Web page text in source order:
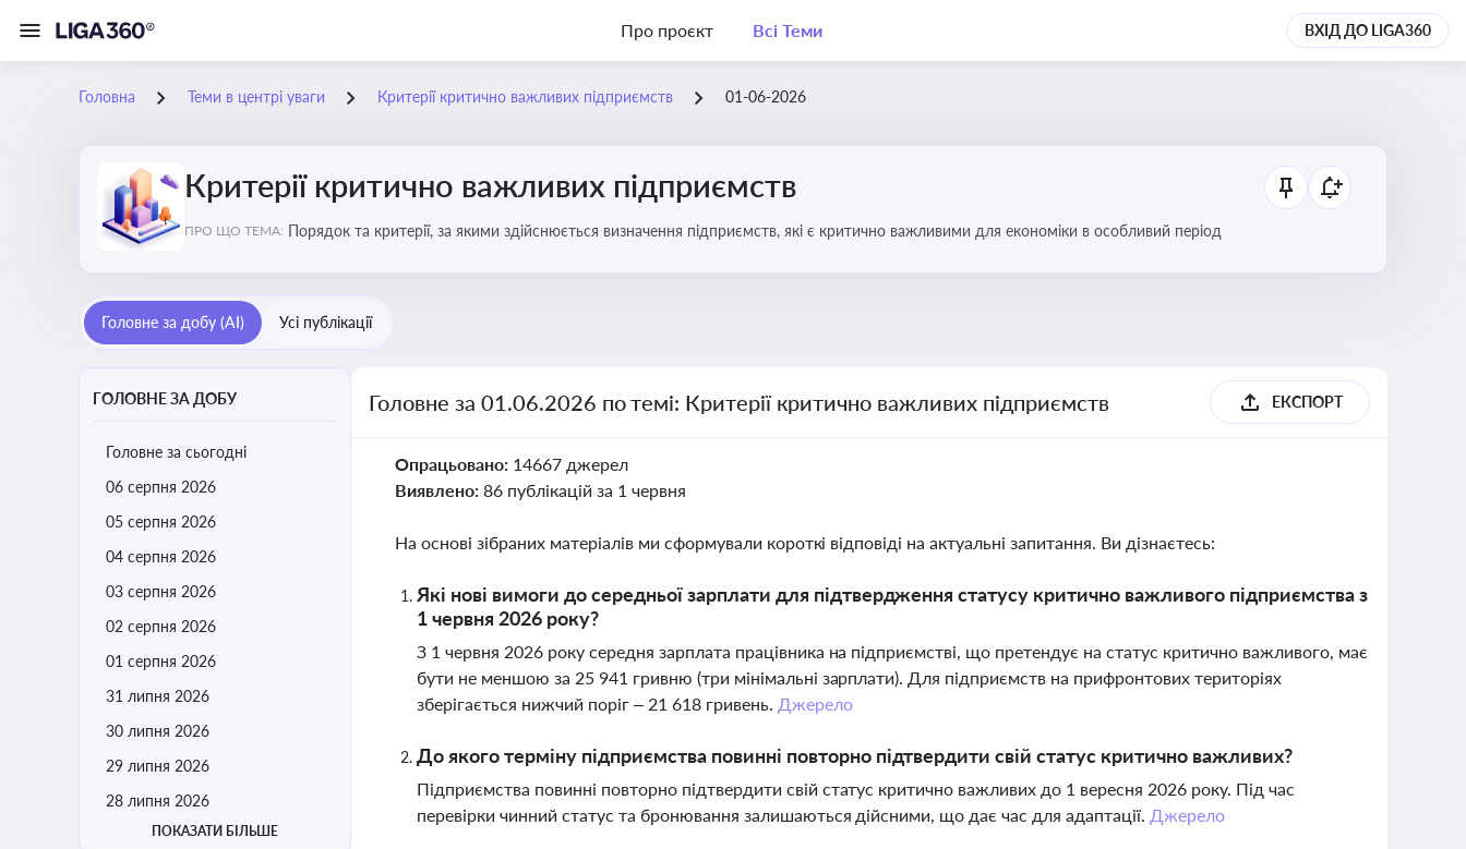
Про проєкт Всі Теми ВХІД ДО LIGA360
Головна Теми в центрі уваги Критерії критично важливих підприємств 01-06-2026
Критерії критично важливих підприємств
ПРО ЩО ТЕМА: Порядок та критерії, за якими здійснюється визначення підприємств, які є критично важливими для економіки в особливий період
Головне за добу (AI) Усі публікації
ГОЛОВНЕ ЗА ДОБУ
Головне за сьогодні
06 серпня 2026
05 серпня 2026
04 серпня 2026
03 серпня 2026
02 серпня 2026
01 серпня 2026
31 липня 2026
30 липня 2026
29 липня 2026
28 липня 2026
ПОКАЗАТИ БІЛЬШЕ
Головне за 01.06.2026 по темі: Критерії критично важливих підприємств ЕКСПОРТ
Опрацьовано: 14667 джерел
Виявлено: 86 публікацій за 1 червня
На основі зібраних матеріалів ми сформували короткі відповіді на актуальні запитання. Ви дізнаєтесь:
Які нові вимоги до середньої зарплати для підтвердження статусу критично важливого підприємства з
1 червня 2026 року?
З 1 червня 2026 року середня зарплата працівника на підприємстві, що претендує на статус критично важливого, має
бути не меншою за 25 941 гривню (три мінімальні зарплати). Для підприємств на прифронтових територіях
зберігається нижчий поріг – 21 618 гривень. Джерело
До якого терміну підприємства повинні повторно підтвердити свій статус критично важливих?
Підприємства повинні повторно підтвердити свій статус критично важливих до 1 вересня 2026 року. Під час
перевірки чинний статус та бронювання залишаються дійсними, що дає час для адаптації. Джерело